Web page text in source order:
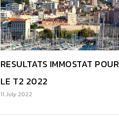
RESULTATS IMMOSTAT POUR
LE T2 2022
11 July 2022